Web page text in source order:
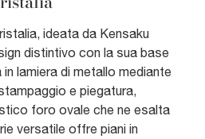
ideata da Kensaku
distintivo con la sua base
lamiera di metallo mediante
e piegatura,
foro ovale che ne esalta
versatile offre piani in